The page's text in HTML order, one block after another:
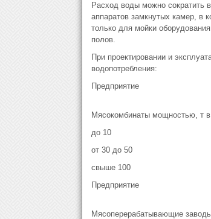
Расход воды можно сократить
аппаратов замкнутых камер, в
только для мойки
полов.
При проектировании и
водопотребления:
Предприятие
Мясокомбинаты мощностью, т
до 10
от 30 до 50
свыше 100
Предприятие
Мясоперерабатывающие